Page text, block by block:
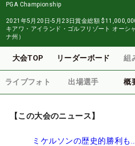
PGA Championship
2021年5月20日-5月23日賞金総額
キアワ・アイランド・ゴルフリゾート オーシ
ナ州）
大会TOP リーダーボード 組
ライブフォト 出場選手 概
【この大会のニュース】
ミケルソンの歴史的勝利